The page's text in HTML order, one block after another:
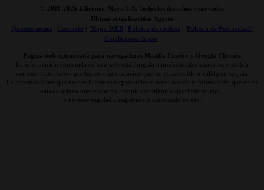
© 2011- 2026 Ediciones Mayo S.A. Todos los derechos reservados
Última actualización: Agosto
Quienes somos| Contacto Mapa WEB| Politica de cookies|
Politica de Privacidad /
Condiciones de uso
Página web optimizada para navegadores Mozilla Firefox y Google Chrome
La información contenida en esta web está dirigida a profesionales sanitarios y podría
contener datos sobre productos o información que no es accesible o válida en su país.
Le hacemos saber que no nos hacemos responsables si usted accede a información que en su
país de origen puede que no cumpla con algún requerimiento legal,
o no estar regulada, registrada o autorizado su uso.